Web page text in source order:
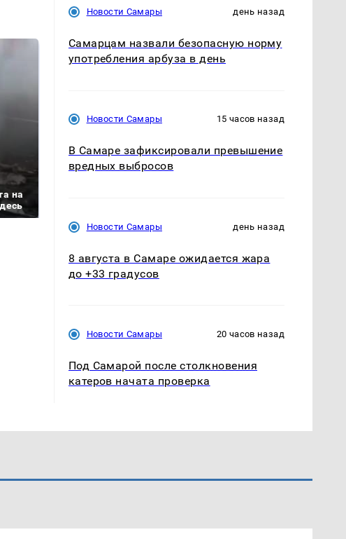
на
Новости Самары день назад
Самарцам назвали безопасную норму
употребления арбуза в день
Новости Самары 15 часов назад
В Самаре зафиксировали превышение
вредных выбросов
Новости Самары день назад
8 августа в Самаре ожидается жара
до +33 градусов
Новости Самары 20 часов назад
Под Самарой после столкновения
катеров начата проверка